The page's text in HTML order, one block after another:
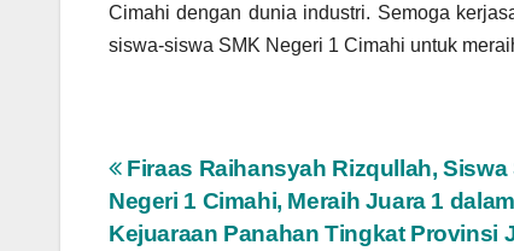
Cimahi dengan dunia industri. Semoga
siswa-siswa SMK Negeri 1 Cimahi untuk
Post
navigation
Firaas Raihansyah Rizqullah, Siswa
Negeri 1 Cimahi, Meraih Juara 1 dalam
Kejuaraan Panahan Tingkat Provinsi